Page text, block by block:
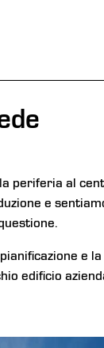
periferia al
e
e
edificio